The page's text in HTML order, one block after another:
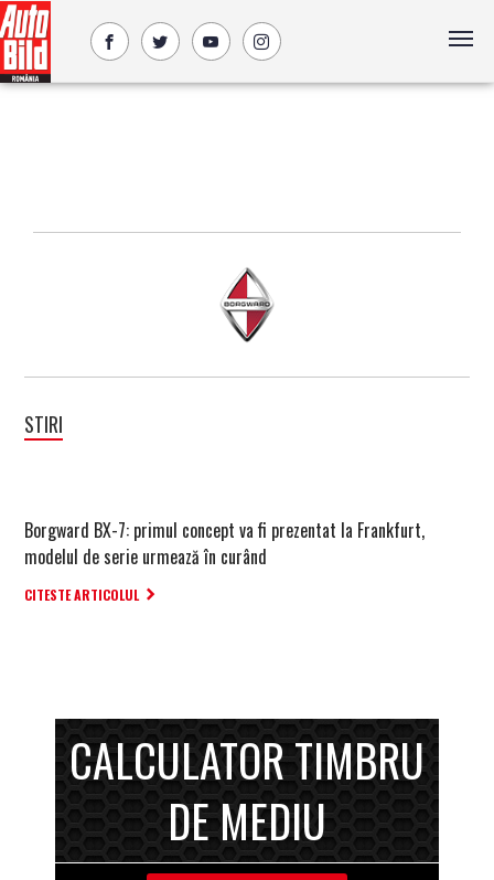
STIRI
Borgward BX-7: primul concept va fi prezentat la Frankfurt,
modelul de serie urmează în curând
CITESTE ARTICOLUL
CALCULATOR TIMBRU
DE MEDIU